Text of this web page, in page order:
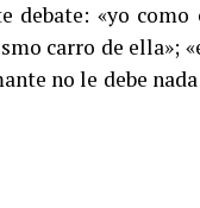
«yo como
carro de ella»;
no le debe